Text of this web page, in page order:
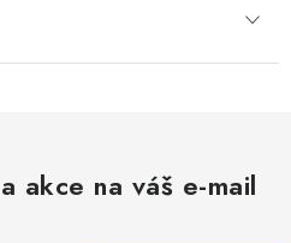
akce na váš e-mail